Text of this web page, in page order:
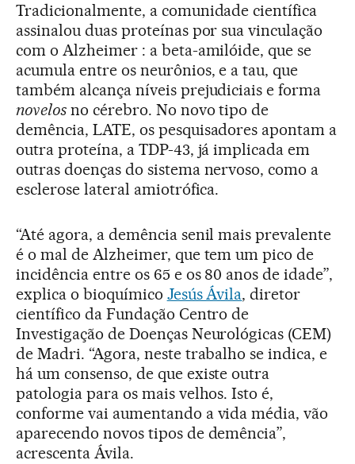
Tradicionalmente, a comunidade científica
assinalou duas proteínas por sua vinculação
com o Alzheimer : a beta-amilóide, que se
acumula entre os neurônios, e a tau, que
também alcança níveis prejudiciais e forma
novelosno cérebro. No novo tipo de
demência, LATE, os pesquisadores apontam a
outra proteína, a TDP-43, já implicada em
outras doenças do sistema nervoso, como a
esclerose lateral amiotrófica.
“Até agora, a demência senil mais prevalente
é o mal de Alzheimer, que tem um pico de
incidência entre os 65 e os 80 anos de idade”,
explica o bioquímico Jesús Ávila, diretor
científico da Fundação Centro de
Investigação de Doenças Neurológicas (CEM)
de Madri. “Agora, neste trabalho se indica, e
há um consenso, de que existe outra
patologia para os mais velhos. Isto é,
conforme vai aumentando a vida média, vão
aparecendo novos tipos de demência”,
acrescenta Ávila.